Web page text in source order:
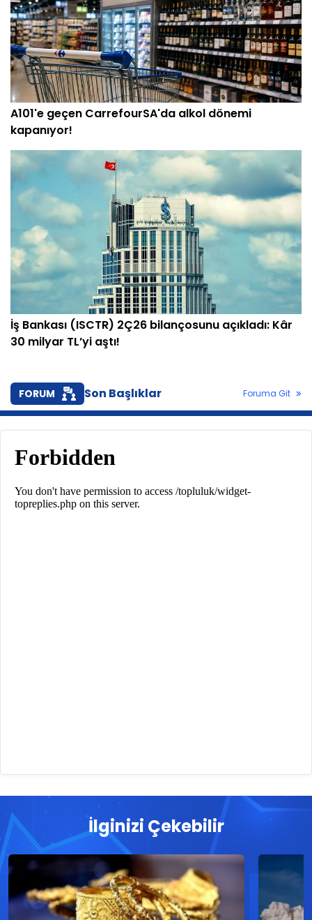
A101'e geçen CarrefourSA'da alkol dönemi
kapanıyor!
İş Bankası (ISCTR) 2Ç26 bilançosunu açıkladı: Kâr
30 milyar TL’yi aştı!
FORUM Son Başlıklar Foruma Git
İlginizi Çekebilir